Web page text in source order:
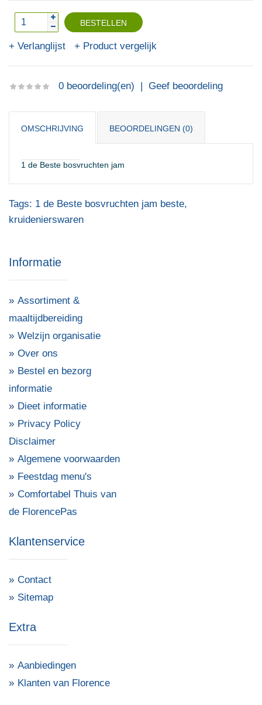
Verlanglijst Product vergelijk
0 beoordeling(en) | Geef beoordeling
OMSCHRIJVING BEOORDELINGEN (0)
1 de Beste bosvruchten jam
Tags: 1 de Beste bosvruchten jam beste,
kruidenierswaren
Informatie
Assortiment &
maaltijdbereiding
Welzijn organisatie
Over ons
Bestel en bezorg
informatie
Dieet informatie
Privacy Policy
Disclaimer
Algemene voorwaarden
Feestdag menu's
Comfortabel Thuis van
de FlorencePas
Klantenservice
Contact
Sitemap
Extra
Aanbiedingen
Klanten van Florence